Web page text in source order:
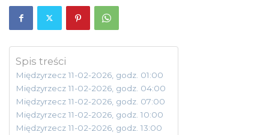
Spis treści
Międzyrzecz 11-02-2026, godz. 01:00
Międzyrzecz 11-02-2026, godz. 04:00
Międzyrzecz 11-02-2026, godz. 07:00
Międzyrzecz 11-02-2026, godz. 10:00
Międzyrzecz 11-02-2026, godz. 13:00